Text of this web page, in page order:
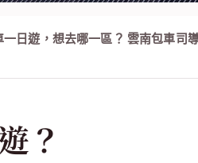
日遊，想去哪一區？ 雲南包車司
？